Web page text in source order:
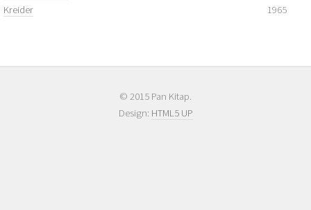
Kreider
1965
© 2015 Pan Kitap.
Design: HTML5 UP